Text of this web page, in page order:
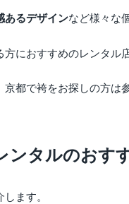
あるデザインなど様々な
におすすめのレンタル
都で袴をお探しの方は
ンタルのおす
ます。